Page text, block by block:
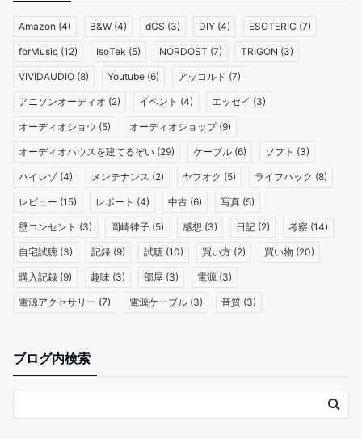
Amazon (4) B&W (4) dCS (3) DIY (4) ESOTERIC (7)
forMusic (12) IsoTek (5) NORDOST (7) TRIGON (3)
VIVIDAUDIO (8) Youtube (6) アッコルド (7)
アニソンオーディオ (2) イベント (4) エッセイ (3)
オーディオショウ (5) オーディオショップ(9)
オーディオハウスを建てるぞい (29) ケーブル (6) ソフト (3)
ハイレゾ (4) メンテナンス (2) ヤフオク (5) ライフハック (8)
レビュー (15) レポート (4) 中古 (6) 写真 (5)
壁コンセント (3) 岡崎律子 (5) 感想 (3) 日記 (2) 考察 (14)
自宅試聴 (3) 記録 (9) 試聴 (10) 買い方 (2) 買い物 (20)
購入記録 (9) 趣味 (3) 部屋 (3) 電源 (3)
電源アクセサリー (7) 電源ケーブル (3) 音質 (3)
ブログ内検索